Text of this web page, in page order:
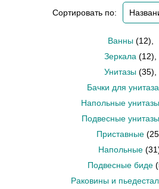
Сортировать по:
Ванны (12)
Зеркала (12)
Унитазы (35)
Бачки для унитаза
Напольные унитазы
Подвесные унитазы
Приставные
Напольные
Подвесные биде
Раковины и